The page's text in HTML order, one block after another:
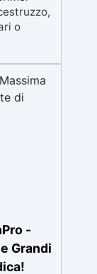
o
Video
finitura
-
Grandi